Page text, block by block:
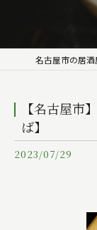
【名古屋市
ば】
2023/07/29